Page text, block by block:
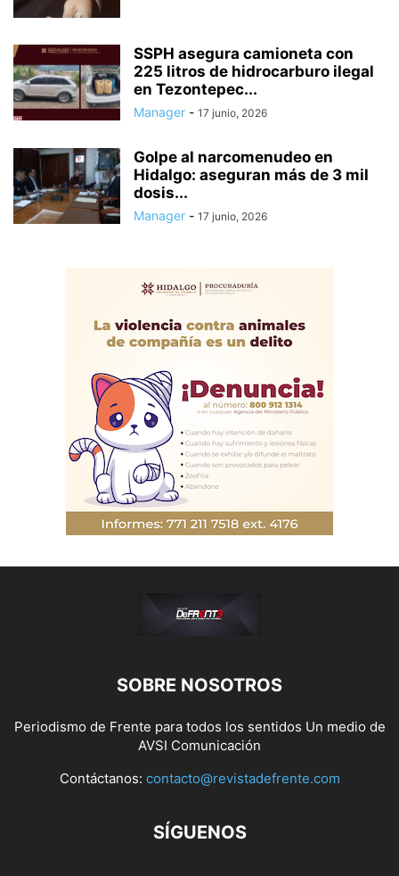
SSPH asegura camioneta con
225 litros de hidrocarburo ilegal
en Tezontepec...
Manager - 17 junio, 2026
Golpe al narcomenudeo en
Hidalgo: aseguran más de 3 mil
dosis...
Manager - 17 junio, 2026
SOBRE NOSOTROS
Periodismo de Frente para todos los sentidos Un medio de
AVSI Comunicación
Contáctanos: contacto@revistadefrente.com
SÍGUENOS